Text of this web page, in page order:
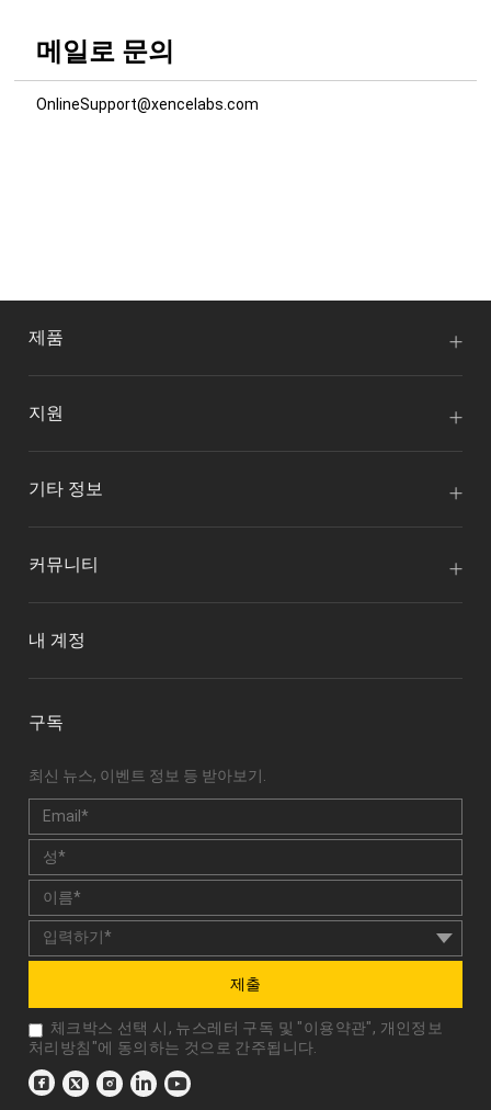
메일로 문의
OnlineSupport@xencelabs.com
제품
지원
기타 정보
커뮤니티
내 계정
구독
최신 뉴스, 이벤트 정보 등 받아보기.
제출
체크박스 선택 시, 뉴스레터 구독 및 "이용약관", 개인정보
처리방침 "에 동의하는 것으로 간주됩니다.